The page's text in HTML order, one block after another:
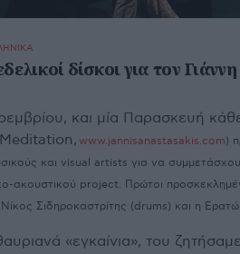
δίσκοι για τον
και μία Παρασκευή
www.jannisanastasakis.com)
και visual artists για να
ακουστικoύ project. Πρώτοι
Σιδηροκαστρίτης (drums) και η
«εγκαίνια», του